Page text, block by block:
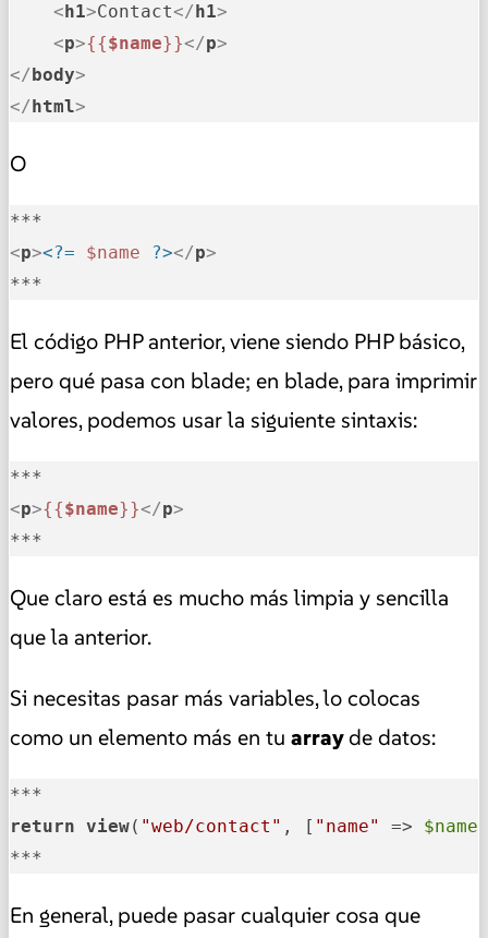
< h1>Contact</ h1>
<p>{{$name}}</p>
</ body>
</ html>
O
<p><?= $name ?></p>
***
El código PHP anterior, viene siendo PHP básico,
pero qué pasa con blade; en blade, para imprimir
valores, podemos usar la siguiente sintaxis:
<p>{{$name}}</p>
***
Que claro está es mucho más limpia y sencilla
que la anterior.
Si necesitas pasar más variables, lo colocas
como un elemento más en tu arrayde datos:
return view( "web/contact" , [ "name" => $name
***
En general, puede pasar cualquier cosa que